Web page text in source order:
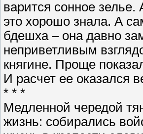
варится сонное
это хорошо знала. А
бдешха – она давно
неприветливым
княгине. Проще
И расчет ее оказался
* * *
Медленной чередой
жизнь: собирались